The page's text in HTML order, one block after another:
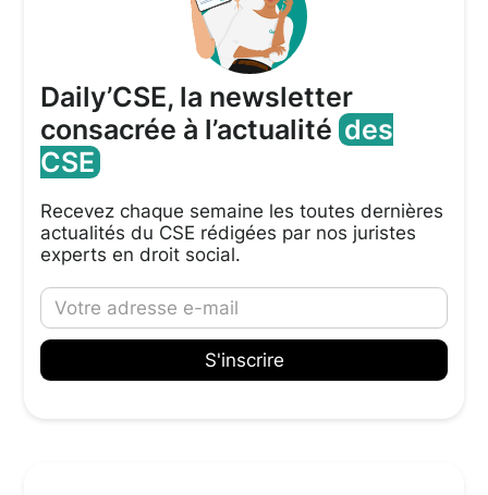
Daily’CSE, la newsletter
consacrée à l’actualitédes
CSE
Recevez chaque semaine les toutes dernières
actualités du CSE rédigées par nos juristes
experts en droit social.